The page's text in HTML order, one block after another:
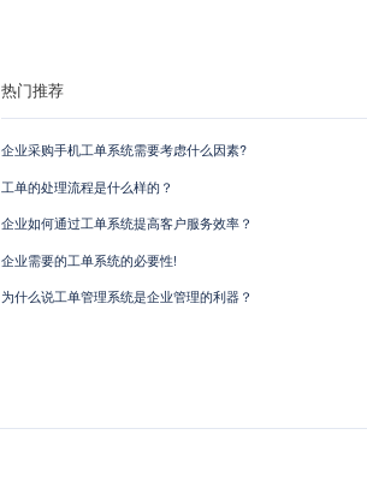
热门推荐
企业采购手机工单系统需要考虑什么因素?
工单的处理流程是什么样的？
企业如何通过工单系统提高客户服务效率？
企业需要的工单系统的必要性!
为什么说工单管理系统是企业管理的利器？